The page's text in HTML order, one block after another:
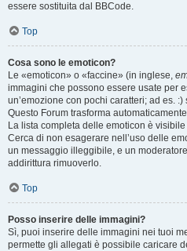
essere sostituita dal BBCode.
Top
Cosa sono le emoticon?
Le «emoticon» o «faccine» (in inglese,
immagini che possono essere usate per
un’emozione con pochi caratteri; ad es.
Questo Forum trasforma
La lista completa delle emoticon è
Cerca di non esagerare nell’uso delle
un messaggio illeggibile, e un
addirittura rimuoverlo.
Top
Posso inserire delle immagini?
Sì, puoi inserire delle immagini nei tuoi
permette gli allegati è possibile caricare